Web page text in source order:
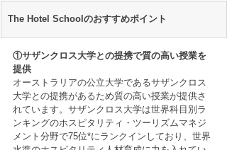
The Hotel Schoolのおすすめポイント
①サザンクロス大学との提携で質の高い授業を
提供
オーストラリアの公立大学であるサザンクロス
大学との提携があるため質の高い授業が提供さ
れています。サザンクロス大学は世界科目別ラ
ンキングのホスピタリティ・ツーリズムマネジ
メント分野で75位*にランクインしており、世界